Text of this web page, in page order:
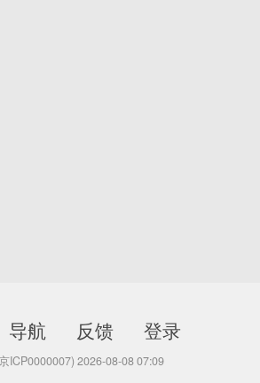
导航 反馈 登录
ICP0000007) 2026-08-08 07:09